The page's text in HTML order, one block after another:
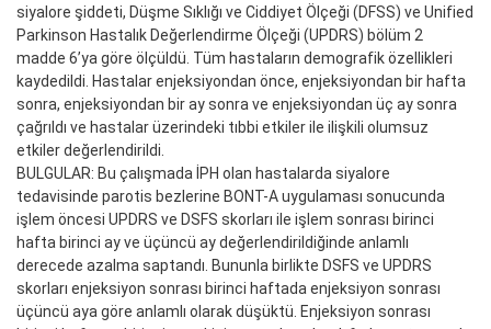
siyalore şiddeti, Düşme Sıklığı ve Ciddiyet Ölçeği (DFSS) ve Unified
Parkinson Hastalık Değerlendirme Ölçeği (UPDRS) bölüm 2
madde 6’ya göre ölçüldü. Tüm hastaların demografik özellikleri
kaydedildi. Hastalar enjeksiyondan önce, enjeksiyondan bir hafta
sonra, enjeksiyondan bir ay sonra ve enjeksiyondan üç ay sonra
çağrıldı ve hastalar üzerindeki tıbbi etkiler ile ilişkili olumsuz
etkiler değerlendirildi.
BULGULAR: Bu çalışmada İPH olan hastalarda siyalore
tedavisinde parotis bezlerine BONT-A uygulaması sonucunda
işlem öncesi UPDRS ve DSFS skorları ile işlem sonrası birinci
hafta birinci ay ve üçüncü ay değerlendirildiğinde anlamlı
derecede azalma saptandı. Bununla birlikte DSFS ve UPDRS
skorları enjeksiyon sonrası birinci haftada enjeksiyon sonrası
üçüncü aya göre anlamlı olarak düşüktü. Enjeksiyon sonrası